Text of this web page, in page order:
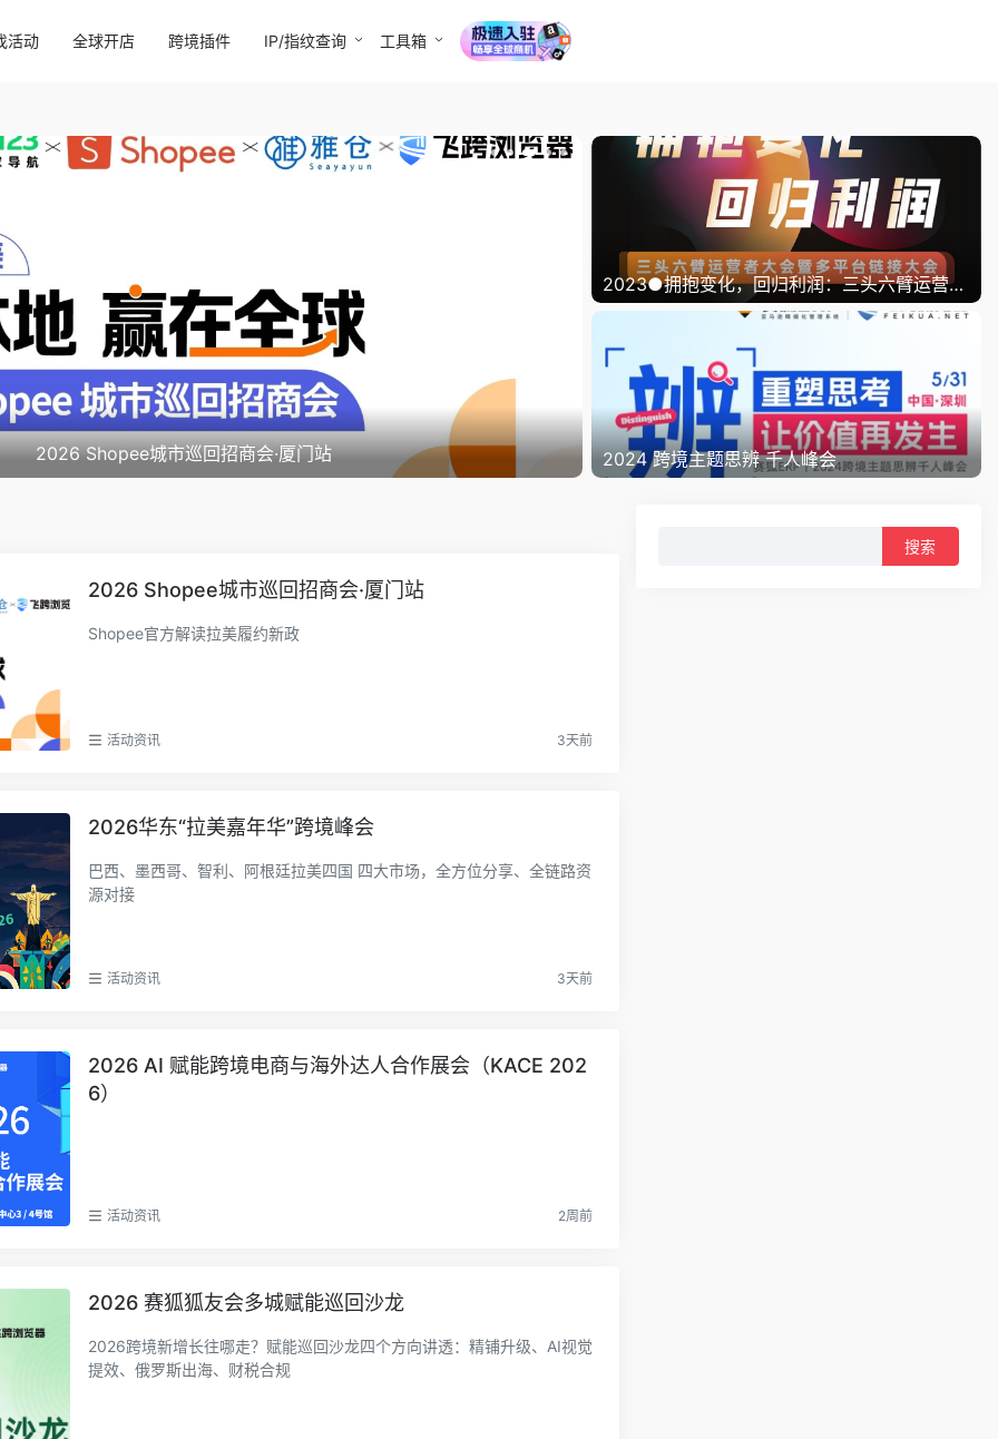
活动 全球开店 跨境插件 IP/指纹查询 工具箱
2026 Shopee城市巡回招商会·厦门站 2026华东“拉美
2023●拥抱变化，回归利润：三头六臂运营者大会暨多平台链接大会
2024 跨境主题思辨 千人峰会
2026 Shopee城市巡回招商会·厦门站
Shopee官方解读拉美履约新政
活动资讯 3天前
2026华东“拉美嘉年华”跨境峰会
巴西、墨西哥、智利、阿根廷拉美四国 四大市场，全方位分享、全链路资
源对接
活动资讯 3天前
2026 AI 赋能跨境电商与海外达人合作展会（KACE 202
6）
活动资讯 2周前
2026 赛狐狐友会多城赋能巡回沙龙
2026跨境新增长往哪走？赋能巡回沙龙四个方向讲透：精铺升级、AI视觉
提效、俄罗斯出海、财税合规